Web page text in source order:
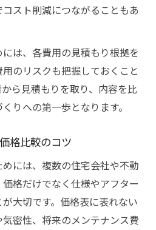
スト削減につながることもあ
は、各費用の見積もり根拠を
のリスクも把握しておくこと
ら見積もりを取り、内容を比
りへの第一歩となります。
格比較のコツ
には、複数の住宅会社や不動
格だけでなく仕様やアフター
大切です。価格表に表れない
密性、将来のメンテナンス費